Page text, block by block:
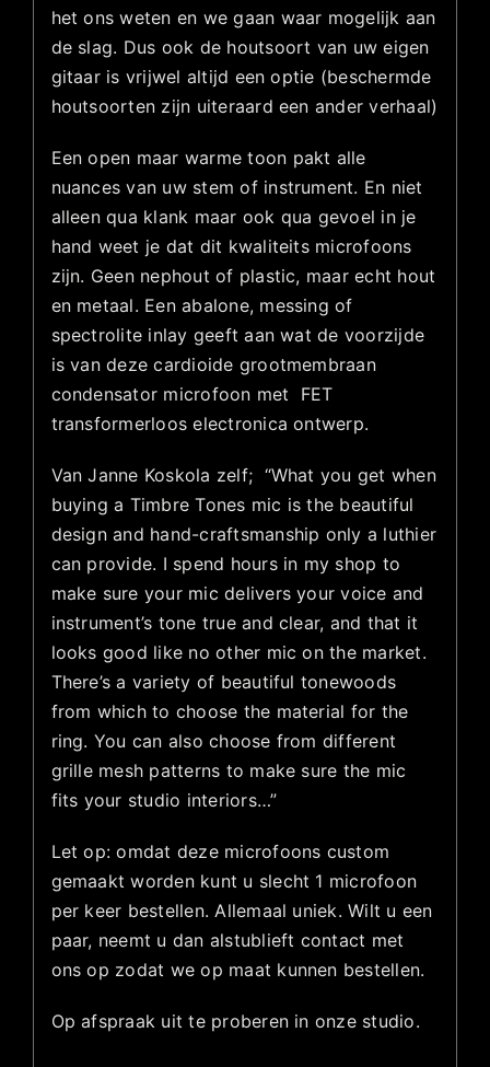
het ons weten en we gaan waar mogelijk aan
de slag. Dus ook de houtsoort van uw eigen
gitaar is vrijwel altijd een optie (beschermde
houtsoorten zijn uiteraard een ander verhaal)
Een open maar warme toon pakt alle
nuances van uw stem of instrument. En niet
alleen qua klank maar ook qua gevoel in je
hand weet je dat dit kwaliteits microfoons
zijn. Geen nephout of plastic, maar echt hout
en metaal. Een abalone, messing of
spectrolite inlay geeft aan wat de voorzijde
is van deze cardioide grootmembraan
condensator microfoon met FET
transformerloos electronica ontwerp.
Van Janne Koskola zelf; “What you get when
buying a Timbre Tones mic is the beautiful
design and hand-craftsmanship only a luthier
can provide. I spend hours in my shop to
make sure your mic delivers your voice and
instrument’s tone true and clear, and that it
looks good like no other mic on the market.
There’s a variety of beautiful tonewoods
from which to choose the material for the
ring. You can also choose from different
grille mesh patterns to make sure the mic
fits your studio interiors…”
Let op: omdat deze microfoons custom
gemaakt worden kunt u slecht 1 microfoon
per keer bestellen. Allemaal uniek. Wilt u een
paar, neemt u dan alstublieft contact met
ons op zodat we op maat kunnen bestellen.
Op afspraak uit te proberen in onze studio.